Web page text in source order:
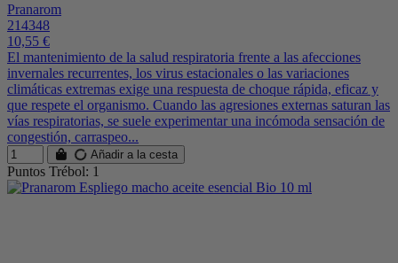
Pranarom
214348
10,55 €
El mantenimiento de la salud respiratoria frente a las afecciones
invernales recurrentes, los virus estacionales o las variaciones
climáticas extremas exige una respuesta de choque rápida, eficaz y
que respete el organismo. Cuando las agresiones externas saturan las
vías respiratorias, se suele experimentar una incómoda sensación de
congestión, carraspeo...
Añadir a la cesta
Puntos Trébol: 1